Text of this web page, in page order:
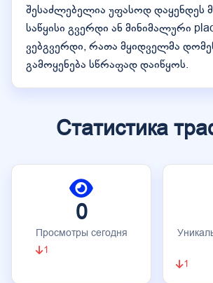
შესაძლებელია უფასოდ დაყენდეს
საწყისი გვერდი ან მინიმალური
ვებგვერდი, რათა მყიდველმა
გამოყენება სწრაფად დაიწყოს.
Статистика
0
Просмотры сегодня
1
1